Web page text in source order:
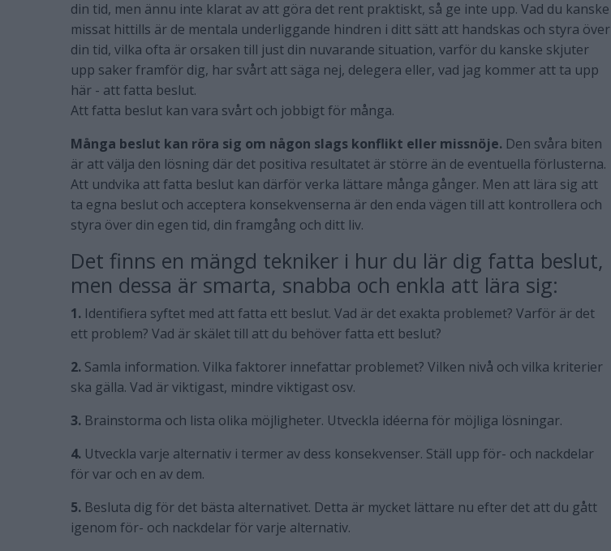
din tid, men ännu inte klarat av att göra det rent praktiskt, så ge inte upp. Vad du kanske
missat hittills är de mentala underliggande hindren i ditt sätt att handskas och styra över
din tid, vilka ofta är orsaken till just din nuvarande situation, varför du kanske skjuter
upp saker framför dig, har svårt att säga nej, delegera eller, vad jag kommer att ta upp
här - att fatta beslut.
Att fatta beslut kan vara svårt och jobbigt för många.
Många beslut kan röra sig om någon slags konflikt eller missnöje. Den svåra biten
är att välja den lösning där det positiva resultatet är större än de eventuella förlusterna.
Att undvika att fatta beslut kan därför verka lättare många gånger. Men att lära sig att
ta egna beslut och acceptera konsekvenserna är den enda vägen till att kontrollera och
styra över din egen tid, din framgång och ditt liv.
Det finns en mängd tekniker i hur du lär dig fatta beslut,
men dessa är smarta, snabba och enkla att lära sig:
1. Identifiera syftet med att fatta ett beslut. Vad är det exakta problemet? Varför är det
ett problem? Vad är skälet till att du behöver fatta ett beslut?
2. Samla information. Vilka faktorer innefattar problemet? Vilken nivå och vilka kriterier
ska gälla. Vad är viktigast, mindre viktigast osv.
3. Brainstorma och lista olika möjligheter. Utveckla idéerna för möjliga lösningar.
4. Utveckla varje alternativ i termer av dess konsekvenser. Ställ upp för- och nackdelar
för var och en av dem.
5. Besluta dig för det bästa alternativet. Detta är mycket lättare nu efter det att du gått
igenom för- och nackdelar för varje alternativ.